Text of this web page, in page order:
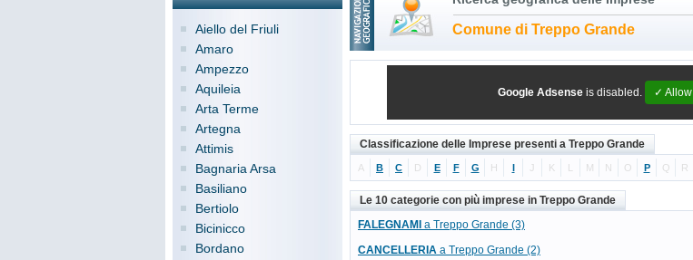
Aiello del Friuli
Amaro
Ampezzo
Aquileia
Arta Terme
Artegna
Attimis
Bagnaria Arsa
Basiliano
Bertiolo
Bicinicco
Bordano
Comune di Treppo Grande
Google Adsense is disabled. ✓ Allow
Classificazione delle Imprese presenti a Treppo Grande
A B C D E F G H I J K L M N O P Q R
Le 10 categorie con più imprese in Treppo Grande
FALEGNAMI a Treppo Grande (3)
CANCELLERIA a Treppo Grande (2)